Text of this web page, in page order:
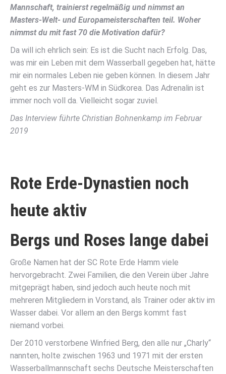
Mannschaft, trainierst regelmäßig und nimmst an
Masters-Welt- und Europameisterschaften teil. Woher
nimmst du mit fast 70 die Motivation dafür?
Da will ich ehrlich sein: Es ist die Sucht nach Erfolg. Das,
was mir ein Leben mit dem Wasserball gegeben hat, hätte
mir ein normales Leben nie geben können. In diesem Jahr
geht es zur Masters-WM in Südkorea. Das Adrenalin ist
immer noch voll da. Vielleicht sogar zuviel.
Das Interview führte Christian Bohnenkamp im Februar
2019
Rote Erde-Dynastien noch
heute aktiv
Bergs und Roses lange dabei
Große Namen hat der SC Rote Erde Hamm viele
hervorgebracht. Zwei Familien, die den Verein über Jahre
mitgeprägt haben, sind jedoch auch heute noch mit
mehreren Mitgliedern in Vorstand, als Trainer oder aktiv im
Wasser dabei. Vor allem an den Bergs kommt fast
niemand vorbei.
Der 2010 verstorbene Winfried Berg, den alle nur „Charly“
nannten, holte zwischen 1963 und 1971 mit der ersten
Wasserballmannschaft sechs Deutsche Meisterschaften